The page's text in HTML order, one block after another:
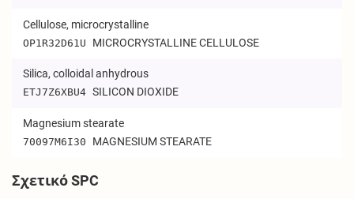
Cellulose, microcrystalline
OP1R32D61U MICROCRYSTALLINE CELLULOSE
Silica, colloidal anhydrous
ETJ7Z6XBU4SILICON DIOXIDE
Magnesium stearate
70097M6I30 MAGNESIUM STEARATE
Σχετικό SPC